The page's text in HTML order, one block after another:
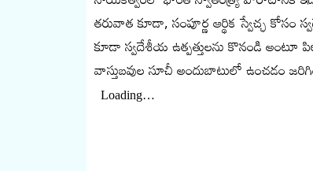
తరువాత కూడా, సంపూర్ణ ఆర్థిక స్వేచ్ఛ
కూడా స్వదేశీయ ఉత్పత్తులను కొనండి
వాస్తుబవుల సూచీ అందుబాటులో ఉంచడం